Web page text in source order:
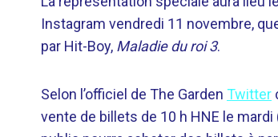
Instagram vendredi 11 novembre,
par Hit-Boy, Maladie du roi 3.
Selon l’officiel de The Garden Twitter
vente de billets de 10 h HNE le